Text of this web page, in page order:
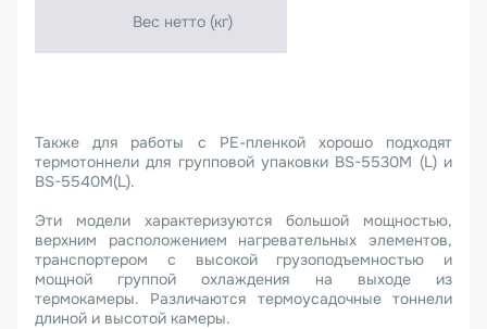
Вес нетто (кг)
Также для работы с РЕ-пленкой хорошо подходят
термотоннели для групповой упаковки BS-5530M (L) и
BS-5540M(L).
Эти модели характеризуются большой мощностью,
верхним расположением нагревательных элементов,
транспортером с высокой грузоподъемностью и
мощной группой охлаждения на выходе из
термокамеры. Различаются термоусадочные тоннели
длиной и высотой камеры.